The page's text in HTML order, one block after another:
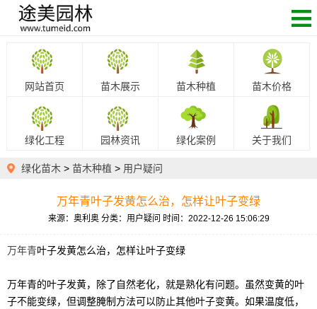
网站首页 苗木展示 苗木种植 苗木价格
绿化工程 园林资讯 绿化案例 关于我们
绿化苗木 > 苗木种植 > 用户疑问
万年青叶子发黄怎么治，怎样让叶子变绿
来源：奥利奥 分类：用户疑问 时间：2022-12-26 15:06:29
万年青叶子发黄怎么治，怎样让叶子变绿
万年青的叶子发黄，除了自然老化，就是熟化有问题。虽然变黄的叶
子不能变绿，但调整腌制方法可以防止其他叶子变黄。如果温度低，